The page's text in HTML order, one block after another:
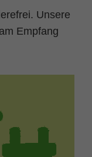
Unsere
Empfang